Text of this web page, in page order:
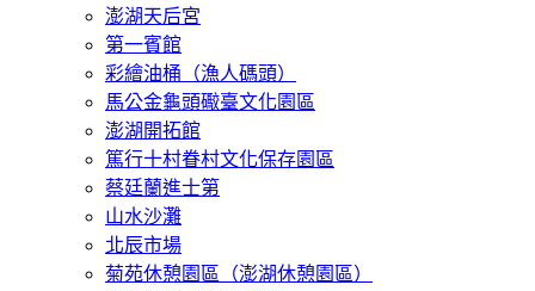
澎湖天后宮
第一賓館
彩繪油桶（漁人碼頭）
馬公金龜頭礮臺文化園區
澎湖開拓館
篤行十村眷村文化保存園區
蔡廷蘭進士第
山水沙灘
北辰市場
菊苑休憩園區（澎湖休憩園區）